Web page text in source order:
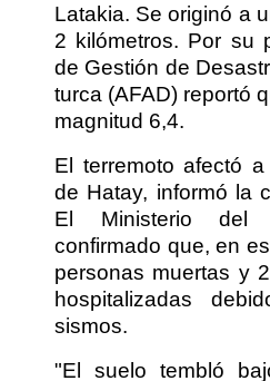
Latakia. Se originó a
2 kilómetros. Por su
de Gestión de
turca (AFAD) reportó
magnitud 6,4.
El terremoto afectó
de Hatay, informó la
El Ministerio
confirmado que, en
personas muertas y
hospitalizadas
sismos.
"El suelo tembló